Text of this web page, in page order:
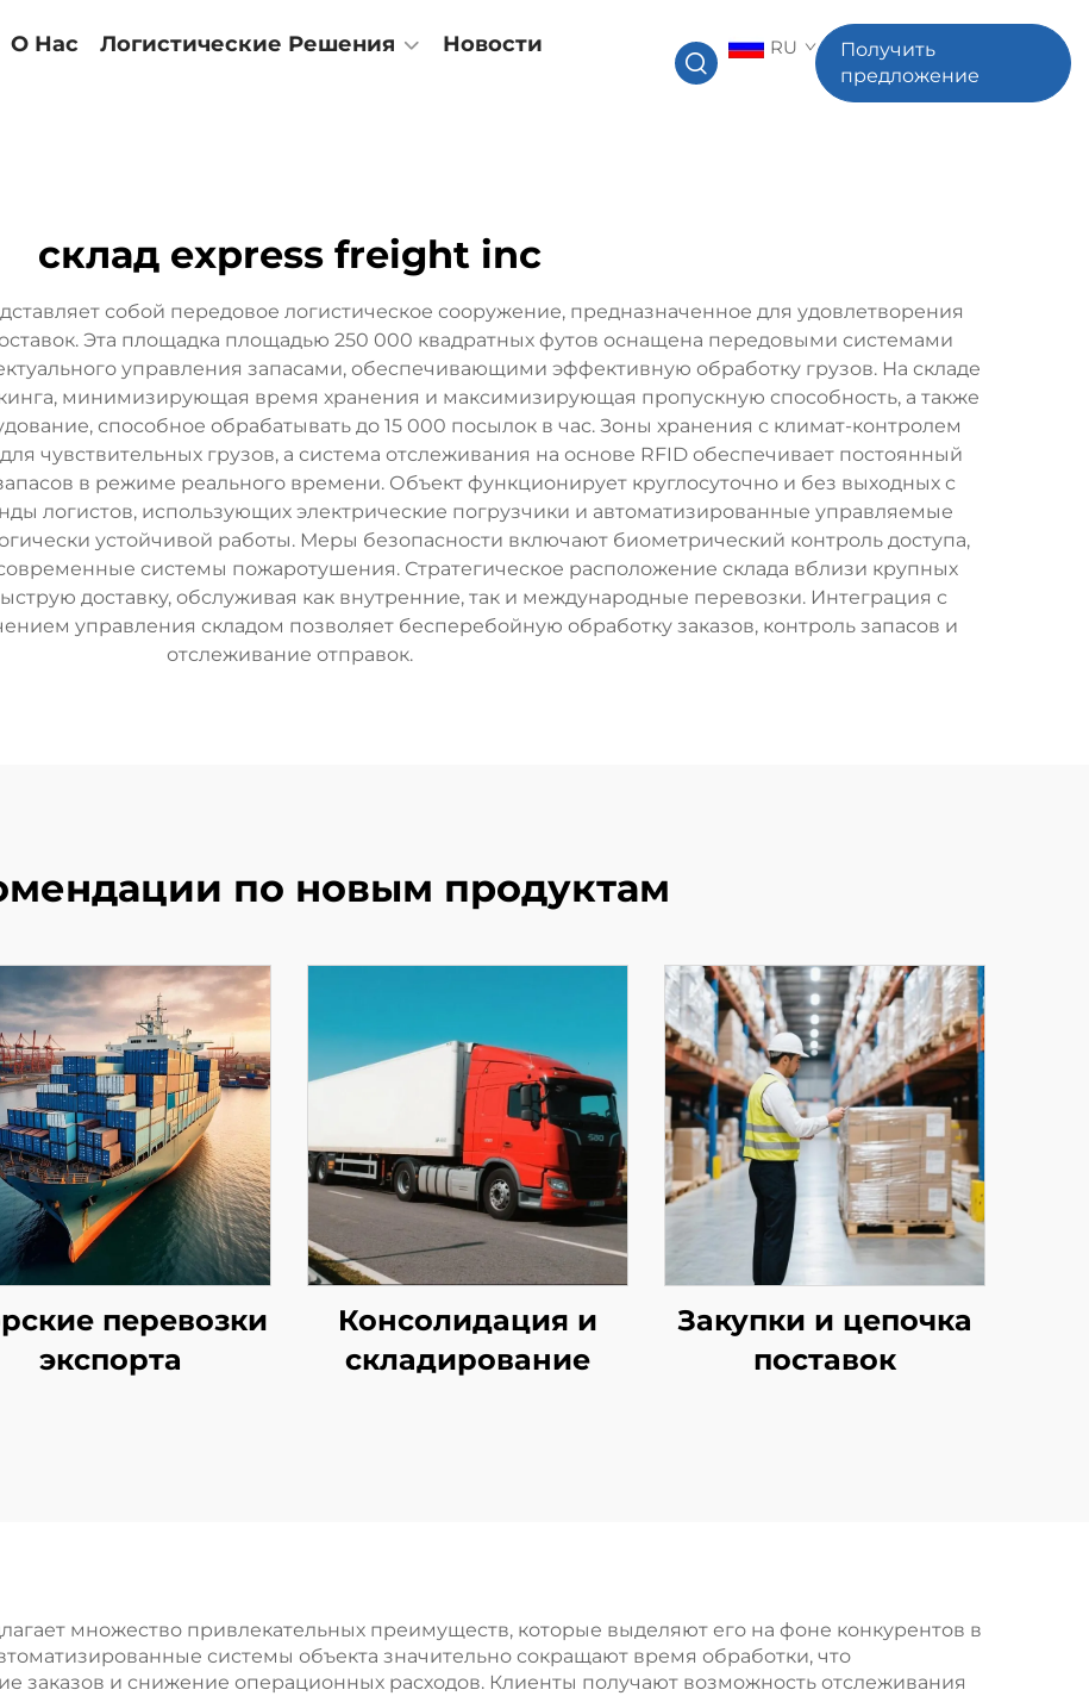
О Нас Логистические Решения
Новости
RU
Получить
предложение
склад express freight inc
собой передовое логистическое сооружение, предназначенное для удовлетворения
Эта площадка площадью 250 000 квадратных футов оснащена передовыми системами
управления запасами, обеспечивающими эффективную обработку грузов. На складе
минимизирующая время хранения и максимизирующая пропускную способность, а также
способное обрабатывать до 15 000 посылок в час. Зоны хранения с климат-контролем
чувствительных грузов, а система отслеживания на основе RFID обеспечивает постоянный
в режиме реального времени. Объект функционирует круглосуточно и без выходных с
логистов, использующих электрические погрузчики и автоматизированные управляемые
устойчивой работы. Меры безопасности включают биометрический контроль доступа,
системы пожаротушения. Стратегическое расположение склада вблизи крупных
доставку, обслуживая как внутренние, так и международные перевозки. Интеграция с
управления складом позволяет бесперебойную обработку заказов, контроль запасов и
отслеживание отправок.
по новым продуктам
перевозки
экспорта
Консолидация и
складирование
Закупки и цепочка
поставок
множество привлекательных преимуществ, которые выделяют его на фоне конкурентов в
системы объекта значительно сокращают время обработки, что
заказов и снижение операционных расходов. Клиенты получают возможность отслеживания